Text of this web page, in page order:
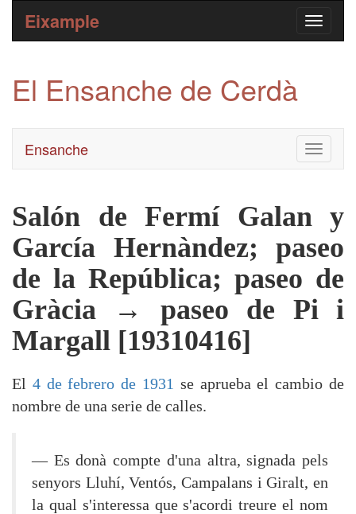
Eixample
El Ensanche de Cerdà
Toggle
Ensanche
Salón de Fermí Galan y
García Hernàndez; paseo
de la República; paseo de
Gràcia → paseo de Pi i
Margall [19310416]
El 4 de febrero de 1931 se aprueba el cambio de
nombre de una serie de calles.
— Es donà compte d'una altra, signada pels
senyors Lluhí, Ventós, Campalans i Giralt, en
la qual s'interessa que s'acordi treure el nom